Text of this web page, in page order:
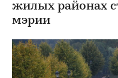
жилых районах
мэрии